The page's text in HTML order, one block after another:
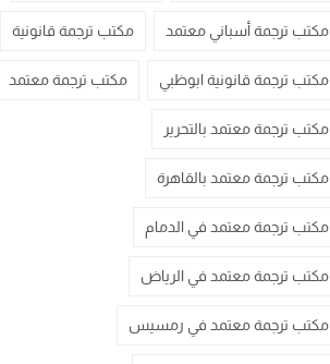
مكتب ترجمة أسباني معتمد مكتب ترجمة قانونية
مكتب ترجمة قانونية ابوظبي مكتب ترجمة معتمد
مكتب ترجمة معتمد بالتحرير
مكتب ترجمة معتمد بالقاهرة
مكتب ترجمة معتمد في الدمام
مكتب ترجمة معتمد في الرياض
مكتب ترجمة معتمد في رمسيس